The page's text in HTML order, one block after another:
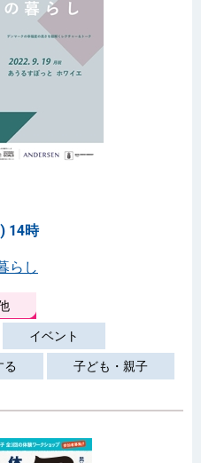
14時
らし
イベント
る 子ども・親子